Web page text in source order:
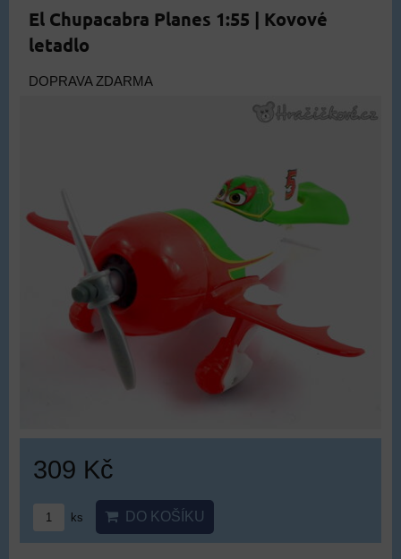
El Chupacabra Planes 1:55 | Kovové
letadlo
DOPRAVA ZDARMA
309 Kč
ks DO KOŠÍKU